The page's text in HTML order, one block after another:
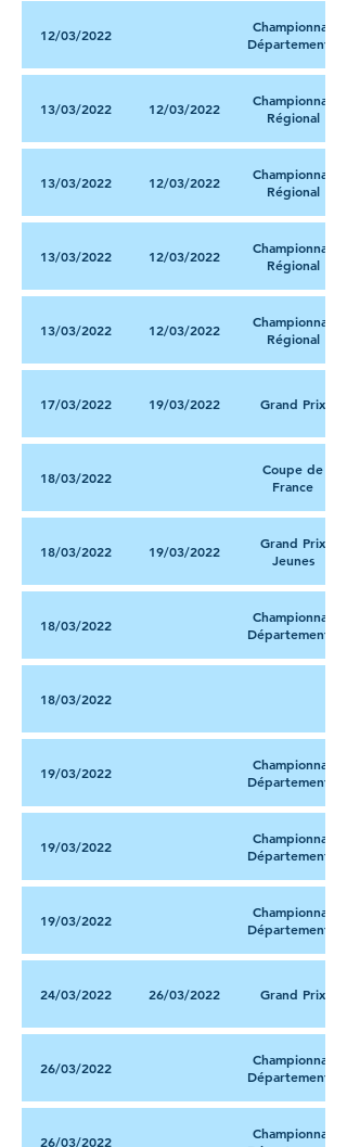
12/03/2022
Championnat
Départemental
13/03/2022 12/03/2022
Championnat
Régional
13/03/2022 12/03/2022
Championnat
Régional
13/03/2022 12/03/2022
Championnat
Régional
13/03/2022 12/03/2022
Championnat
Régional
17/03/2022 19/03/2022 Grand Prix
18/03/2022
Coupe de
France
18/03/2022 19/03/2022
Grand Prix
Jeunes
18/03/2022
Championnat
Départemental
18/03/2022
19/03/2022
Championnat
Départemental
19/03/2022
Championnat
Départemental
19/03/2022
Championnat
Départemental
24/03/2022 26/03/2022 Grand Prix
26/03/2022
Championnat
Départemental
26/03/2022
Championnat